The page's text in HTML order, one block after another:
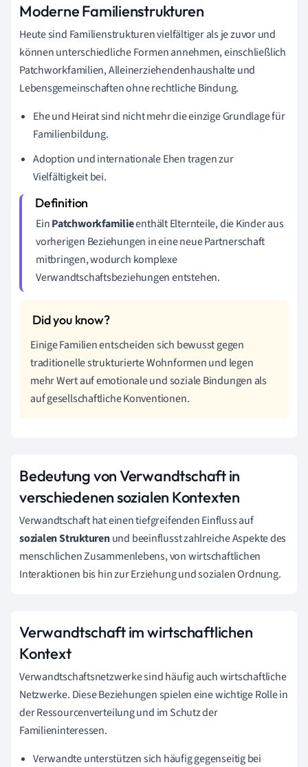
Moderne Familienstrukturen
Heute sind Familienstrukturen vielfältiger als je zuvor und
können unterschiedliche Formen annehmen, einschließlich
Patchworkfamilien, Alleinerziehendenhaushalte und
Lebensgemeinschaften ohne rechtliche Bindung.
Ehe und Heirat sind nicht mehr die einzige Grundlage für
Familienbildung.
Adoption und internationale Ehen tragen zur
Vielfältigkeit bei.
EinPatchworkfamilieenthält Elternteile, die Kinder aus
vorherigen Beziehungen in eine neue Partnerschaft
mitbringen, wodurch komplexe
Verwandtschaftsbeziehungen entstehen.
Einige Familien entscheiden sich bewusst gegen
traditionelle strukturierte Wohnformen und legen
mehr Wert auf emotionale und soziale Bindungen als
auf gesellschaftliche Konventionen.
Bedeutung von Verwandtschaft in
verschiedenen sozialen Kontexten
Verwandtschaft hat einen tiefgreifenden Einfluss auf
sozialen Strukturenund beeinflusst zahlreiche Aspekte des
menschlichen Zusammenlebens, von wirtschaftlichen
Interaktionen bis hin zur Erziehung und sozialen Ordnung.
Verwandtschaft im wirtschaftlichen
Kontext
Verwandtschaftsnetzwerke sind häufig auch wirtschaftliche
Netzwerke. Diese Beziehungen spielen eine wichtige Rolle in
der Ressourcenverteilung und im Schutz der
Familieninteressen.
Verwandte unterstützen sich häufig gegenseitig bei